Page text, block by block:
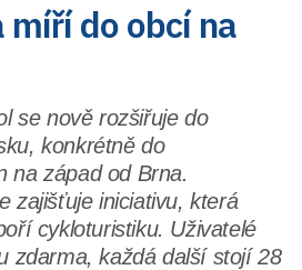
míří do obcí na
se nově rozšiřuje do
konkrétně do
na západ od Brna.
zajišťuje iniciativu, která
cykloturistiku. Uživatelé
zdarma, každá další stojí 28